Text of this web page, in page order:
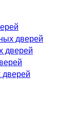
дверей
дверей